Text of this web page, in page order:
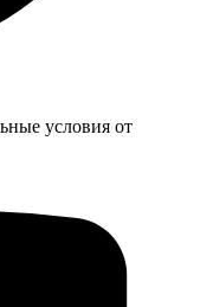
условия от